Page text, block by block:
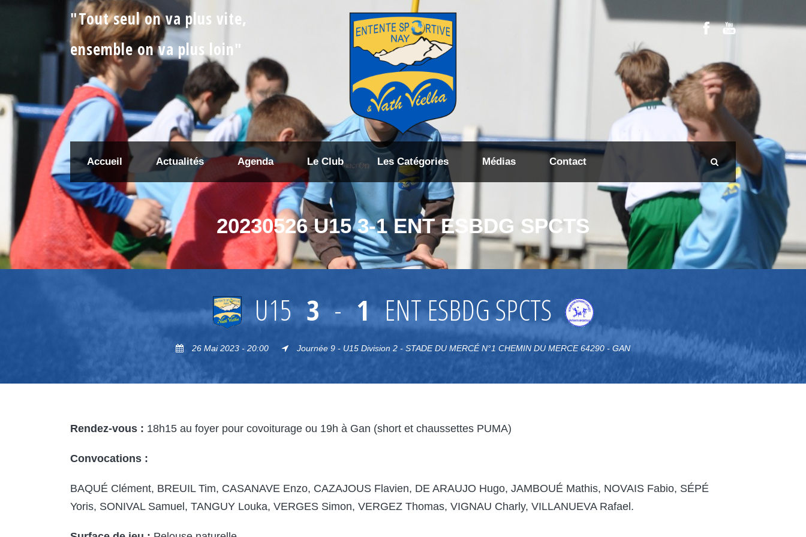
"Tout seul on va plus vite,
ensemble on va plus loin"
Accueil Actualités Agenda Le Club Les Catégories Médias Contact
20230526 U15 3-1 ENT ESBDG SPCTS
U15 3 - 1 ENT ESBDG SPCTS
26 Mai 2023 - 20:00 Journée 9 - U15 Division 2 - STADE DU MERCÉ N°1 CHEMIN DU MERCE 64290 - GAN
Rendez-vous : 18h15 au foyer pour covoiturage ou 19h à Gan (short et chaussettes PUMA)
Convocations :
BAQUÉ Clément, BREUIL Tim, CASANAVE Enzo, CAZAJOUS Flavien, DE ARAUJO Hugo, JAMBOUÉ Mathis, NOVAIS Fabio, SÉPÉ
Yoris, SONIVAL Samuel, TANGUY Louka, VERGES Simon, VERGEZ Thomas, VIGNAU Charly, VILLANUEVA Rafael.